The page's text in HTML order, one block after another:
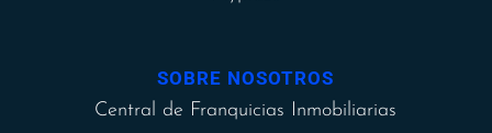
SOBRE NOSOTROS
Central de Franquicias Inmobiliarias